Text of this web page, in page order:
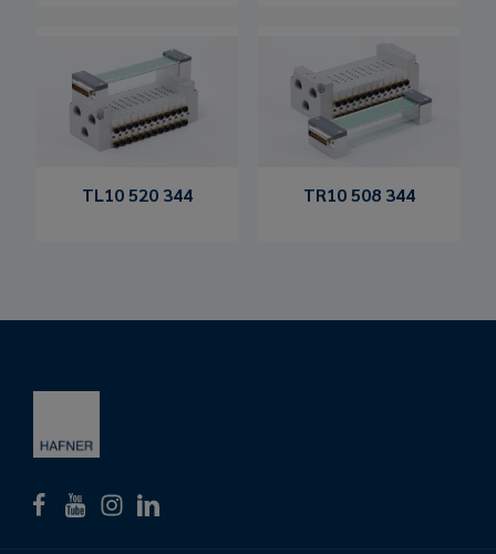
TL10 520 344 TR10 508 344